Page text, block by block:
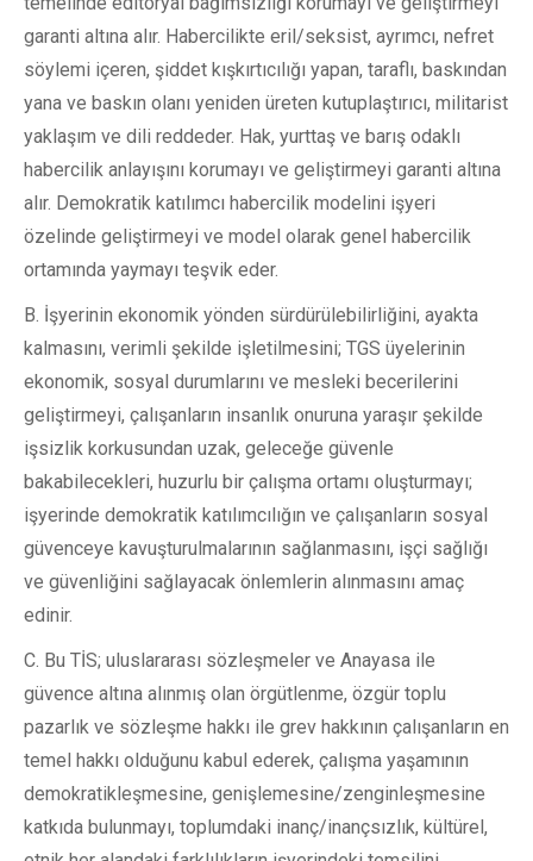
garanti altına alır. Habercilikte eril/seksist, ayrımcı, nefret
söylemi içeren, şiddet kışkırtıcılığı yapan, taraflı, baskından
yana ve baskın olanı yeniden üreten kutuplaştırıcı, militarist
yaklaşım ve dili reddeder. Hak, yurttaş ve barış odaklı
habercilik anlayışını korumayı ve geliştirmeyi garanti altına
alır. Demokratik katılımcı habercilik modelini işyeri
özelinde geliştirmeyi ve model olarak genel habercilik
ortamında yaymayı teşvik eder.
B. İşyerinin ekonomik yönden sürdürülebilirliğini, ayakta
kalmasını, verimli şekilde işletilmesini; TGS üyelerinin
ekonomik, sosyal durumlarını ve mesleki becerilerini
geliştirmeyi, çalışanların insanlık onuruna yaraşır şekilde
işsizlik korkusundan uzak, geleceğe güvenle
bakabilecekleri, huzurlu bir çalışma ortamı oluşturmayı;
işyerinde demokratik katılımcılığın ve çalışanların sosyal
güvenceye kavuşturulmalarının sağlanmasını, işçi sağlığı
ve güvenliğini sağlayacak önlemlerin alınmasını amaç
edinir.
C. Bu TİS; uluslararası sözleşmeler ve Anayasa ile
güvence altına alınmış olan örgütlenme, özgür toplu
pazarlık ve sözleşme hakkı ile grev hakkının çalışanların en
temel hakkı olduğunu kabul ederek, çalışma yaşamının
demokratikleşmesine, genişlemesine/zenginleşmesine
katkıda bulunmayı, toplumdaki inanç/inançsızlık, kültürel,